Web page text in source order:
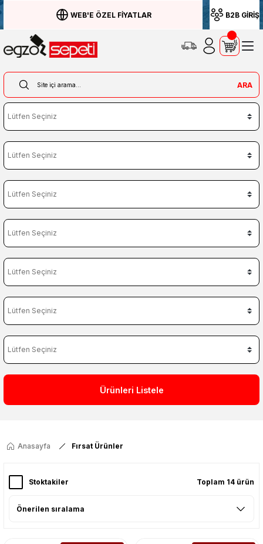
WEB'E ÖZEL FİYATLAR B2B GİRİŞ
ARA
Ürünleri Listele
Anasayfa Fırsat Ürünler
Stoktakiler Toplam 14 ürün